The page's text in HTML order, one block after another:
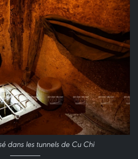
dans les tunnels de Cu Chi